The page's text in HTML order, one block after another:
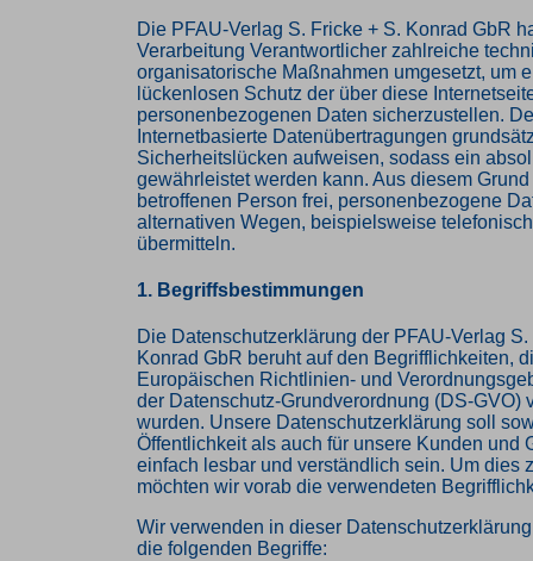
Die PFAU-Verlag S. Fricke + S. Konrad GbR
Verarbeitung Verantwortlicher zahlreiche
organisatorische Maßnahmen umgesetzt, um
lückenlosen Schutz der über diese
personenbezogenen Daten sicherzustellen.
Internetbasierte Datenübertragungen
Sicherheitslücken aufweisen, sodass ein
gewährleistet werden kann. Aus diesem
betroffenen Person frei, personenbezogene
alternativen Wegen, beispielsweise
übermitteln.
1. Begriffsbestimmungen
Die Datenschutzerklärung der PFAU-Verlag S.
Konrad GbR beruht auf den Begrifflichkeiten,
Europäischen Richtlinien- und
der Datenschutz-Grundverordnung (DS-GVO)
wurden. Unsere Datenschutzerklärung soll
Öffentlichkeit als auch für unsere Kunden und
einfach lesbar und verständlich sein. Um dies
möchten wir vorab die verwendeten
Wir verwenden in dieser
die folgenden Begriffe: